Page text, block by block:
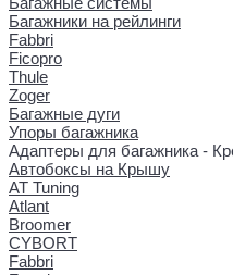
Багажники на рейлинги
Fabbri
Ficopro
Thule
Zoger
Багажные дуги
Упоры багажника
Адаптеры для багажника -
Автобоксы на Крышу
AT Tuning
Atlant
Broomer
CYBORT
Fabbri